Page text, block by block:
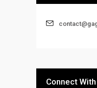
Connect With